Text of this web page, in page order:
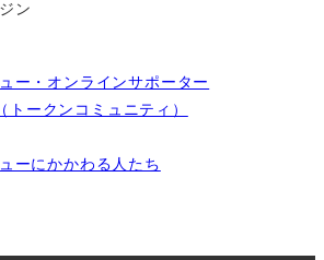
ン
ー・オンラインサポーター
トークンコミュニティ）
ーにかかわる人たち